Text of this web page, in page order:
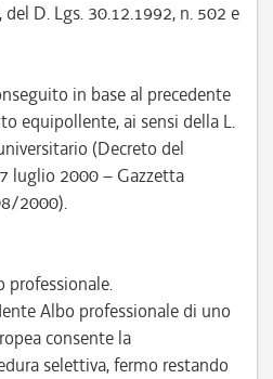
D. Lgs. 30.12.1992, n. 502 e
in base al precedente
equipollente, ai sensi della L.
(Decreto del
luglio 2000 – Gazzetta
2000).
professionale.
Albo professionale di uno
consente la
selettiva, fermo restando